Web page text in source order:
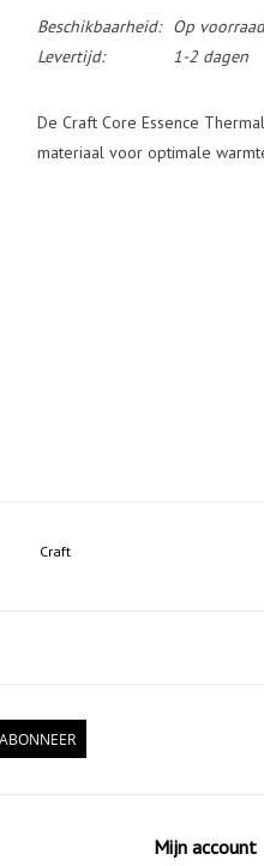
Beschikbaarheid: Op voorraad
Levertijd:
1-2 dagen
De Craft Core Essence
materiaal voor optimale
Craft
ABONNEER
Mijn account